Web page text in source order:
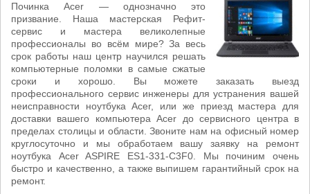
Починка Acer — однозначно это
призвание. Наша мастерская Рефит-
сервис и мастера великолепные
профессионалы во всём мире? За весь
срок работы наш центр научился решать
компьютерные поломки в самые сжатые
сроки и хорошо. Вы можете заказать выезд
профессионального сервис инженеры для устранения вашей
неисправности ноутбука Acer, или же приезд мастера для
доставки вашего компьютера Acer до сервисного центра в
пределах столицы и области. Звоните нам на офисный номер
круглосуточно и мы обработаем вашу заявку на ремонт
ноутбука Acer ASPIRE ES1-331-C3F0. Мы починим очень
быстро и качественно, а также выпишем гарантийный срок на
ремонт.